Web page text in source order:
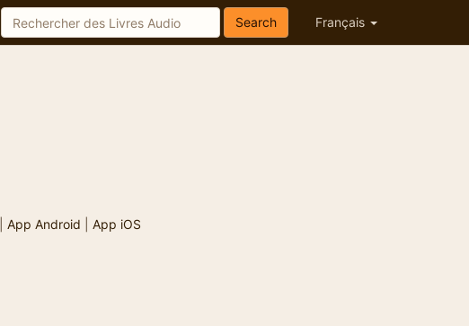
Français
Search
App Android App iOS